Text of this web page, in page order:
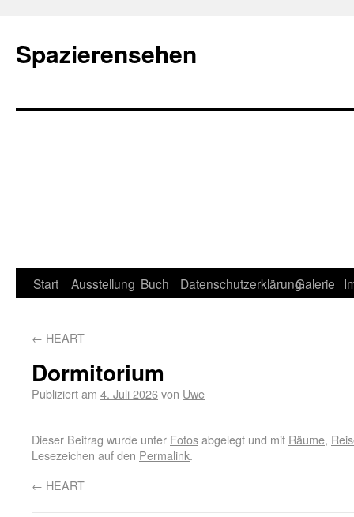
Spazierensehen
Start Ausstellung Buch DatenschutzerklärungGalerie
← HEART
Dormitorium
Publiziert am 4. Juli 2026von Uwe
Dieser Beitrag wurde unter Fotosabgelegt und mit Räume,
Lesezeichen auf den Permalink.
← HEART